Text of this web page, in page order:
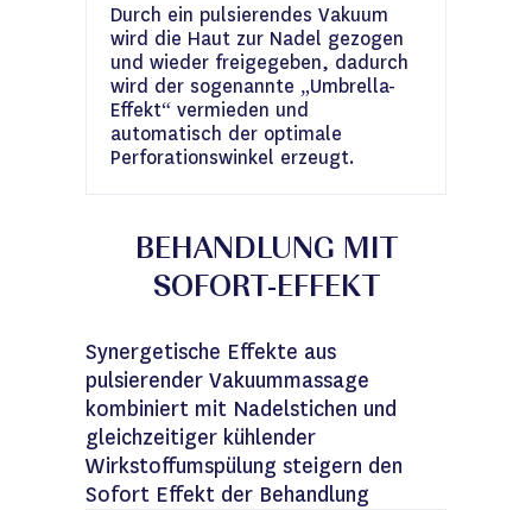
Durch ein pulsierendes Vakuum
wird die Haut zur Nadel gezogen
und wieder freigegeben, dadurch
wird der sogenannte „Umbrella-
Effekt“ vermieden und
automatisch der optimale
Perforationswinkel erzeugt.
BEHANDLUNG MIT
SOFORT-EFFEKT
Synergetische Effekte aus
pulsierender Vakuummassage
kombiniert mit Nadelstichen und
gleichzeitiger kühlender
Wirkstoffumspülung steigern den
Sofort Effekt der Behandlung